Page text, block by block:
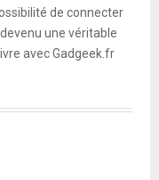
de connecter
une véritable
avec Gadgeek.fr